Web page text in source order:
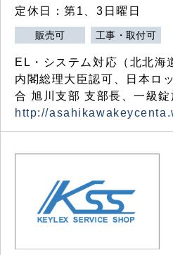
定休日：第1、3日曜日
販売可 工事・取付可
EL・システム対応（北北海
内閣総理大臣認可、日本ロ
合 旭川支部 支部長、一級錠
http://